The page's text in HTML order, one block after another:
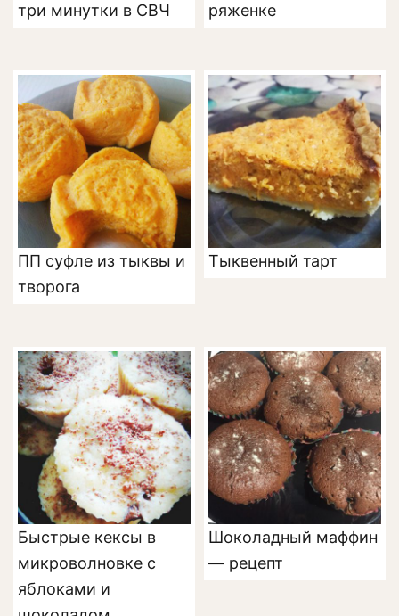
три минутки в СВЧ
ряженке
ПП суфле из тыквы и
творога
Тыквенный тарт
Быстрые кексы в
микроволновке с
яблоками и
Шоколадный маффин
— рецепт